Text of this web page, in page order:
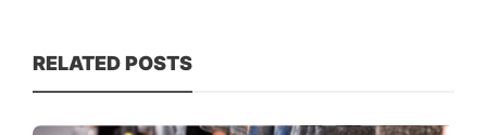
RELATED POSTS